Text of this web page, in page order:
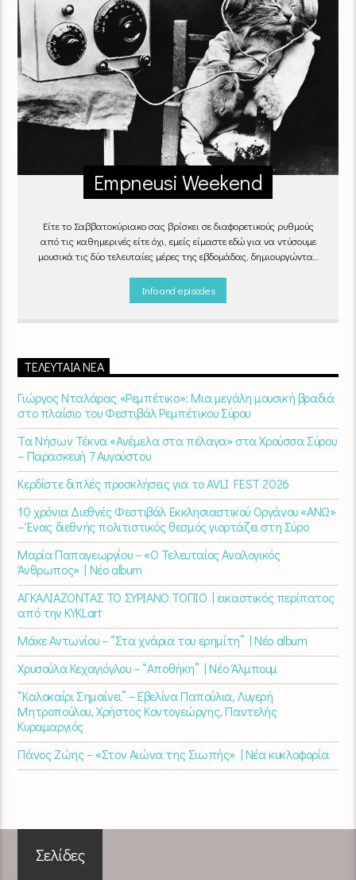
Empneusi Weekend
Είτε το Σαββατοκύριακο σας βρίσκει σε διαφορετικούς ρυθμούς
από τις καθημερινές είτε όχι, εμείς είμαστε εδώ για να ντύσουμε
μουσικά τις δύο τελευταίες μέρες της εβδομάδας, δημιουργώντας
Info and episodes
ΤΕΛΕΥΤΑΊΑ ΝΈΑ
Γιώργος Νταλάρας «Ρεμπέτικο»: Μια μεγάλη μουσική βραδιά
στο πλαίσιο του Φεστιβάλ Ρεμπέτικου Σύρου
Τα Νήσων Τέκνα «Ανέμελα στα πέλαγα» στα Χρούσσα Σύρου
– Παρασκευή 7 Αυγούστου
Κερδίστε διπλές προσκλήσεις για το AVLI FEST 2026
10 χρόνια Διεθνές Φεστιβάλ Εκκλησιαστικού Οργάνου «ΑΝΩ»
– Ένας διεθνής πολιτιστικός θεσμός γιορτάζει στη Σύρο​
Μαρία Παπαγεωργίου – «Ο Τελευταίος Αναλογικός
Άνθρωπος» | Νέο album
ΑΓΚΑΛΙΑΖΟΝΤΑΣ ΤΟ ΣΥΡΙΑΝΟ ΤΟΠΙΟ | εικαστικός περίπατος
από την KYKLart
Μάκε Αντωνίου – “Στα χνάρια του ερημίτη” | Νέο album
Χρυσούλα Κεχαγιόγλου – “Αποθήκη” | Νέο Άλμπουμ
“Καλοκαίρι Σημαίνει” – Εβελίνα Παπούλια, Λυγερή
Μητροπούλου, Χρήστος Κοντογεώργης, Παντελής
Κυραμαργιός
Πάνος Ζώης – «Στον Αιώνα της Σιωπής» | Νέα κυκλοφορία
Σελίδες